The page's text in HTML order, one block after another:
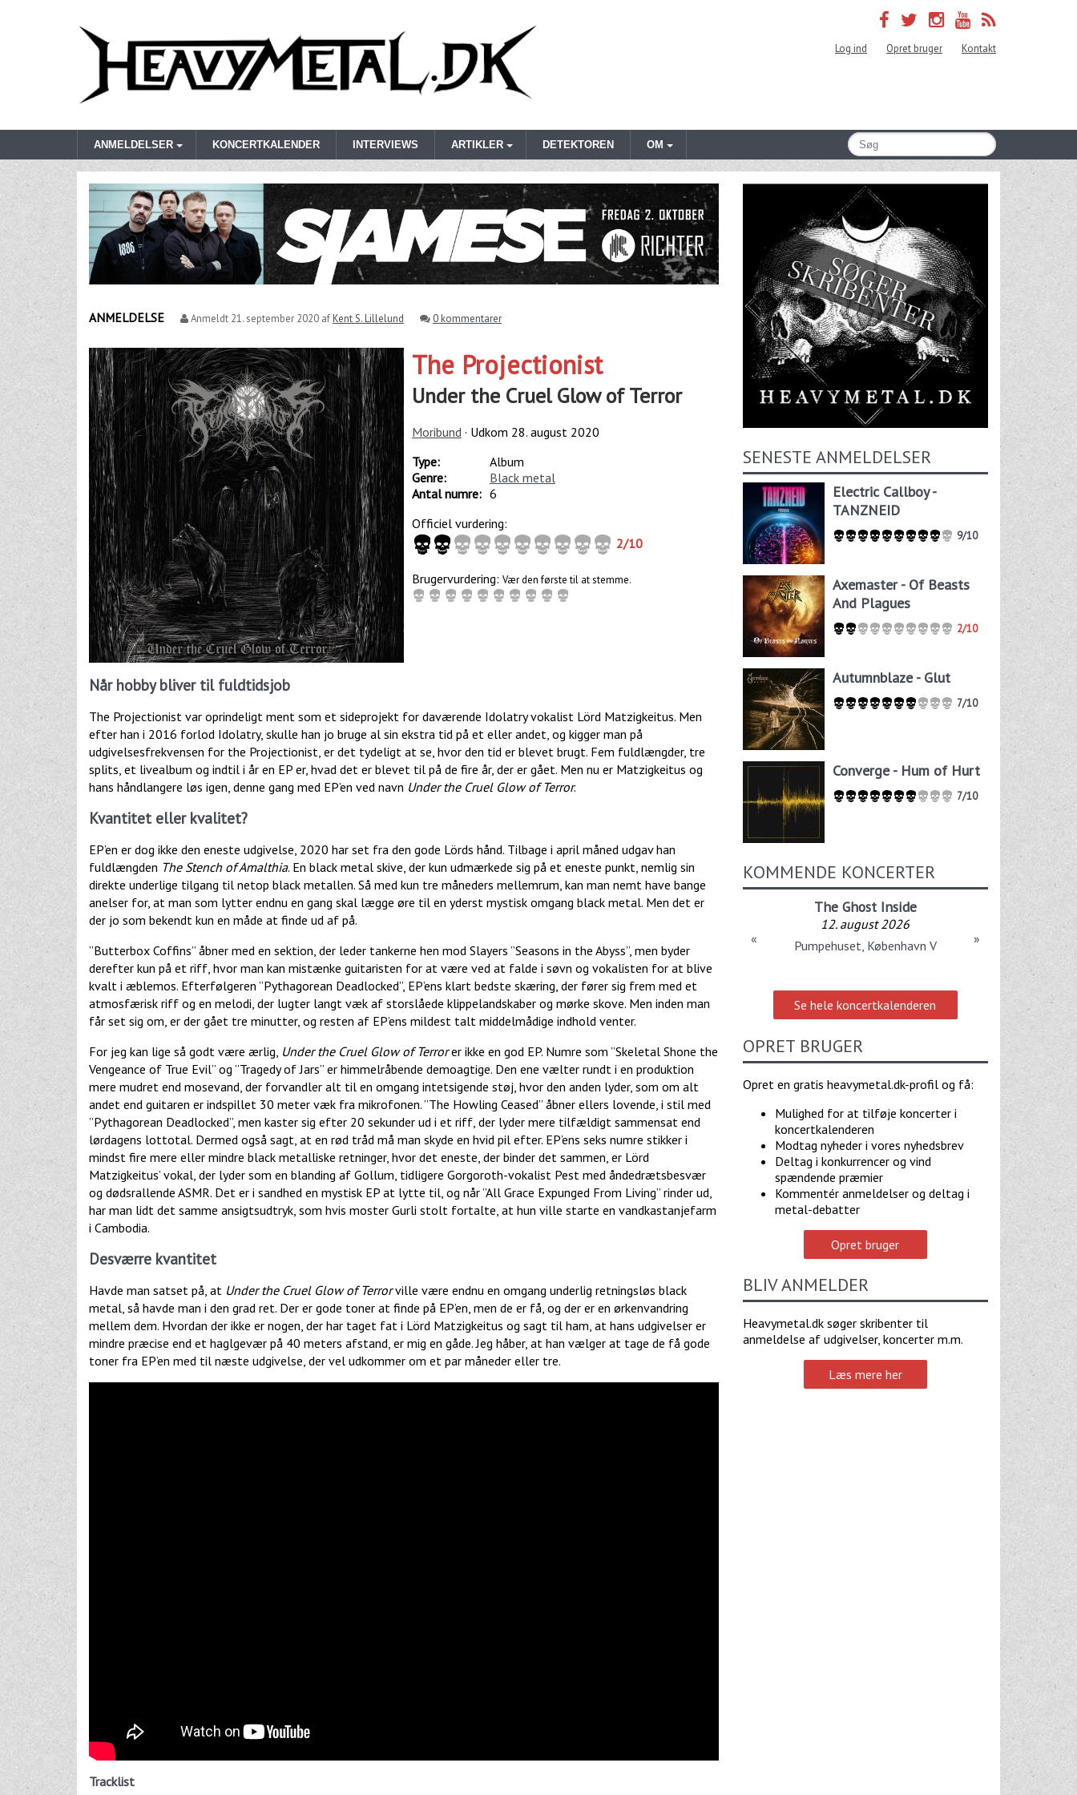
Log ind Opret bruger Kontakt
ANMELDELSER KONCERTKALENDER INTERVIEWS ARTIKLER DETEKTOREN OM
ANMELDELSE Anmeldt 21. september 2020 afKent S. Lillelund 0 kommentarer
The Projectionist
Under the Cruel Glow of Terror
Moribund · Udkom 28. august 2020
Type:
Album
Genre:
Black metal
Antal numre: 6
Officiel vurdering:
2/10
Brugervurdering: Vær den første til at stemme.
Når hobby bliver til fuldtidsjob
The Projectionist var oprindeligt ment som et sideprojekt for daværende Idolatry vokalist Lörd Matzigkeitus. Men
efter han i 2016 forlod Idolatry, skulle han jo bruge al sin ekstra tid på et eller andet, og kigger man på
udgivelsesfrekvensen for the Projectionist, er det tydeligt at se, hvor den tid er blevet brugt. Fem fuldlængder, tre
splits, et livealbum og indtil i år en EP er, hvad det er blevet til på de fire år, der er gået. Men nu er Matzigkeitus og
hans håndlangere løs igen, denne gang med EP’en ved navn Under the Cruel Glow of Terror.
Kvantitet eller kvalitet?
EP’en er dog ikke den eneste udgivelse, 2020 har set fra den gode Lörds hånd. Tilbage i april måned udgav han
fuldlængden The Stench of Amalthia. En black metal skive, der kun udmærkede sig på et eneste punkt, nemlig sin
direkte underlige tilgang til netop black metallen. Så med kun tre måneders mellemrum, kan man nemt have bange
anelser for, at man som lytter endnu en gang skal lægge øre til en yderst mystisk omgang black metal. Men det er
der jo som bekendt kun en måde at finde ud af på.
”Butterbox Coffins” åbner med en sektion, der leder tankerne hen mod Slayers ”Seasons in the Abyss”, men byder
derefter kun på et riff, hvor man kan mistænke guitaristen for at være ved at falde i søvn og vokalisten for at blive
kvalt i æblemos. Efterfølgeren ”Pythagorean Deadlocked”, EP’ens klart bedste skæring, der fører sig frem med et
atmosfærisk riff og en melodi, der lugter langt væk af storslåede klippelandskaber og mørke skove. Men inden man
får set sig om, er der gået tre minutter, og resten af EP’ens mildest talt middelmådige indhold venter.
For jeg kan lige så godt være ærlig, Under the Cruel Glow of Terrorer ikke en god EP. Numre som ”Skeletal Shone the
Vengeance of True Evil” og ”Tragedy of Jars” er himmelråbende demoagtige. Den ene vælter rundt i en produktion
mere mudret end mosevand, der forvandler alt til en omgang intetsigende støj, hvor den anden lyder, som om alt
andet end guitaren er indspillet 30 meter væk fra mikrofonen. ”The Howling Ceased” åbner ellers lovende, i stil med
”Pythagorean Deadlocked”, men kaster sig efter 20 sekunder ud i et riff, der lyder mere tilfældigt sammensat end
lørdagens lottotal. Dermed også sagt, at en rød tråd må man skyde en hvid pil efter. EP’ens seks numre stikker i
mindst fire mere eller mindre black metalliske retninger, hvor det eneste, der binder det sammen, er Lörd
Matzigkeitus’ vokal, der lyder som en blanding af Gollum, tidligere Gorgoroth-vokalist Pest med åndedrætsbesvær
og dødsrallende ASMR. Det er i sandhed en mystisk EP at lytte til, og når ”All Grace Expunged From Living” rinder ud,
har man lidt det samme ansigtsudtryk, som hvis moster Gurli stolt fortalte, at hun ville starte en vandkastanjefarm
i Cambodia.
Desværre kvantitet
Havde man satset på, at Under the Cruel Glow of Terrorville være endnu en omgang underlig retningsløs black
metal, så havde man i den grad ret. Der er gode toner at finde på EP’en, men de er få, og der er en ørkenvandring
mellem dem. Hvordan der ikke er nogen, der har taget fat i Lörd Matzigkeitus og sagt til ham, at hans udgivelser er
mindre præcise end et haglgevær på 40 meters afstand, er mig en gåde. Jeg håber, at han vælger at tage de få gode
toner fra EP’en med til næste udgivelse, der vel udkommer om et par måneder eller tre.
Tracklist
SENESTE ANMELDELSER
Electric Callboy -
TANZNEID
9/10
Axemaster - Of Beasts
And Plagues
2/10
Autumnblaze - Glut
7/10
Converge - Hum of Hurt
7/10
KOMMENDE KONCERTER
The Ghost Inside
12. august 2026
Pumpehuset, København V
« »
Se hele koncertkalenderen
OPRET BRUGER
Opret en gratis heavymetal.dk-profil og få:
Mulighed for at tilføje koncerter i
koncertkalenderen
Modtag nyheder i vores nyhedsbrev
Deltag i konkurrencer og vind
spændende præmier
Kommentér anmeldelser og deltag i
metal-debatter
Opret bruger
BLIV ANMELDER
Heavymetal.dk søger skribenter til
anmeldelse af udgivelser, koncerter m.m.
Læs mere her